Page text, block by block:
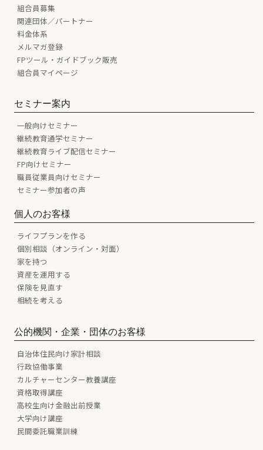
組合員募集
関連団体／パートナー
料金体系
メルマガ登録
FPツール・ガイドブック販売
組合員マイページ
セミナー案内
一般向けセミナー
継続教育通学セミナー
継続教育ライブ配信セミナー
FP向けセミナー
職員従業員向けセミナー
セミナー参加者の声
個人のお客様
ライフプランを作る
個別相談（オンライン・対面）
家を持つ
資産を運用する
保険を見直す
相続を考える
公的機関・企業・団体のお客様
自治体住民向け家計相談
行政協働事業
カルチャーセンター教養講座
資格取得講座
高校生向け金融出前授業
大学向け講座
民間委託職業訓練